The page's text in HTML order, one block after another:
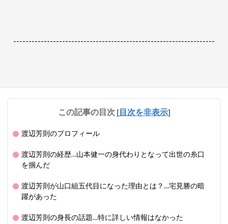
------------------------------------------------------------------
この記事の目次 [目次を非表示]
渡辺芳則のプロフィール
渡辺芳則の経歴…山本健一の身代わりとなって出世の糸口
を掴んだ
渡辺芳則が山口組五代目になった理由とは？…宅見勝の暗
躍があった
渡辺芳則の身長の話題…特に詳しい情報はなかった